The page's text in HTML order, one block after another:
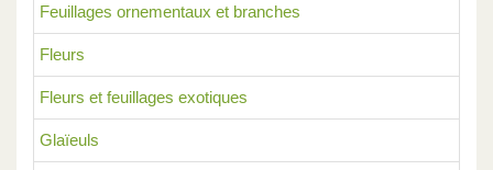
Feuillages ornementaux et branches
Fleurs
Fleurs et feuillages exotiques
Glaïeuls